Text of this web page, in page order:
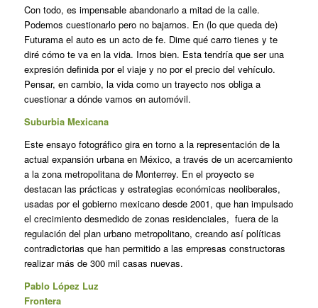
Con todo, es impensable abandonarlo a mitad de la calle.
Podemos cuestionarlo pero no bajarnos. En (lo que queda de)
Futurama el auto es un acto de fe. Dime qué carro tienes y te
diré cómo te va en la vida. Irnos bien. Esta tendría que ser una
expresión definida por el viaje y no por el precio del vehículo.
Pensar, en cambio, la vida como un trayecto nos obliga a
cuestionar a dónde vamos en automóvil.
Suburbia Mexicana
Este ensayo fotográfico gira en torno a la representación de la
actual expansión urbana en México, a través de un acercamiento
a la zona metropolitana de Monterrey. En el proyecto se
destacan las prácticas y estrategias económicas neoliberales,
usadas por el gobierno mexicano desde 2001, que han impulsado
el crecimiento desmedido de zonas residenciales, fuera de la
regulación del plan urbano metropolitano, creando así políticas
contradictorias que han permitido a las empresas constructoras
realizar más de 300 mil casas nuevas.
Pablo López Luz
Frontera